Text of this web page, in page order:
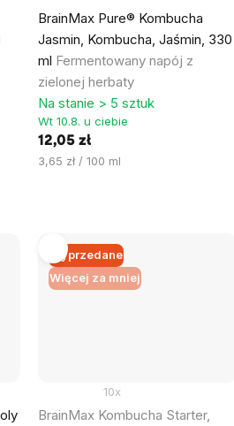
BrainMax Pure® Kombucha
Jasmin, Kombucha, Jaśmin, 330
ml Fermentowany napój z
zielonej herbaty
Na stanie > 5 sztuk
Wt 10.8. u ciebie
12,05 zł
Cena
3,65 zł / 100 ml
Więcej za mniej
Wyprzedane
BrainMax Kombucha Starter,
10x